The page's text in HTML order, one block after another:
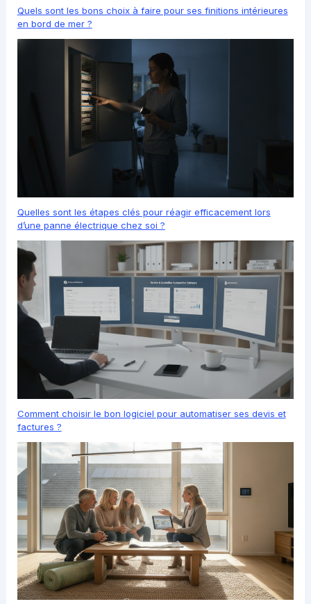
Quels sont les bons choix à faire pour ses finitions intérieures
en bord de mer ?
Quelles sont les étapes clés pour réagir efficacement lors
d’une panne électrique chez soi ?
Comment choisir le bon logiciel pour automatiser ses devis et
factures ?